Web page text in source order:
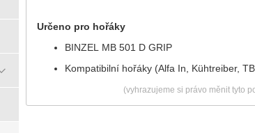
Určeno pro hořáky
BINZEL MB 501 D GRIP
Kompatibilní hořáky (Alfa In, Kühtreiber,
(vyhrazujeme si právo měnit tyto